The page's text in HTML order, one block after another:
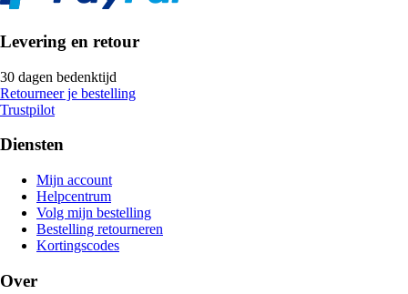
Levering en retour
30 dagen bedenktijd
Retourneer je bestelling
Trustpilot
Diensten
Mijn account
Helpcentrum
Volg mijn bestelling
Bestelling retourneren
Kortingscodes
Over